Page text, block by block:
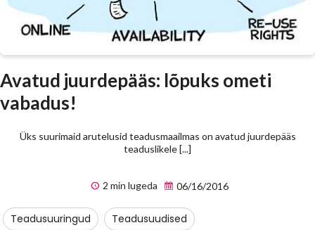
Avatud juurdepääs: lõpuks ometi
vabadus!
Üks suurimaid arutelusid teadusmaailmas on avatud juurdepääs
teaduslikele [...]
2 min lugeda 06/16/2016
Teadusuuringud Teadusuudised